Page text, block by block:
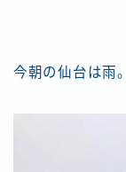
今朝の仙台は雨。